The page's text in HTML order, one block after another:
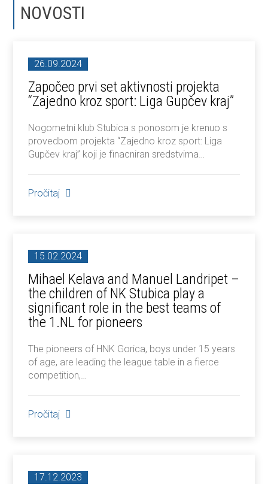
NOVOSTI
26.09.2024
Započeo prvi set aktivnosti projekta
“Zajedno kroz sport: Liga Gupčev kraj”
Nogometni klub Stubica s ponosom je krenuo s
provedbom projekta “Zajedno kroz sport: Liga
Gupčev kraj” koji je finacniran sredstvima…
Pročitaj
15.02.2024
Mihael Kelava and Manuel Landripet –
the children of NK Stubica play a
significant role in the best teams of
the 1.NL for pioneers
The pioneers of HNK Gorica, boys under 15 years
of age, are leading the league table in a fierce
competition,…
Pročitaj
17.12.2023